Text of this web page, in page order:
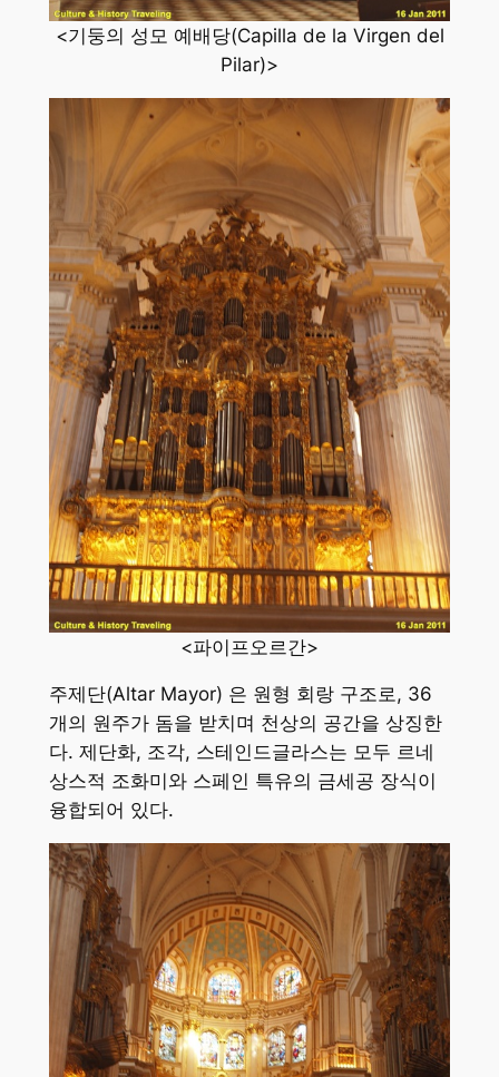
<기둥의 성모 예배당(Capilla de la Virgen del
Pilar)>
<파이프오르간>
주제단(Altar Mayor) 은 원형 회랑 구조로, 36
개의 원주가 돔을 받치며 천상의 공간을 상징한
다. 제단화, 조각, 스테인드글라스는 모두 르네
상스적 조화미와 스페인 특유의 금세공 장식이
융합되어 있다.